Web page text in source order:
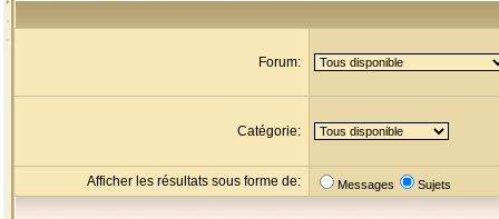
Forum:
Catégorie:
Afficher les résultats sous forme de: Messages Sujets